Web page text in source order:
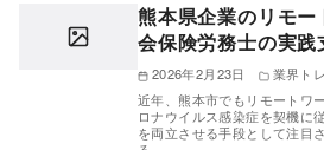
熊本県企業のリモ
会保険労務士の実践
2026年2月23日
業界ト
近年、熊本市でもリモートワ
ロナウイルス感染症を契機に
を両立させる手段として注目